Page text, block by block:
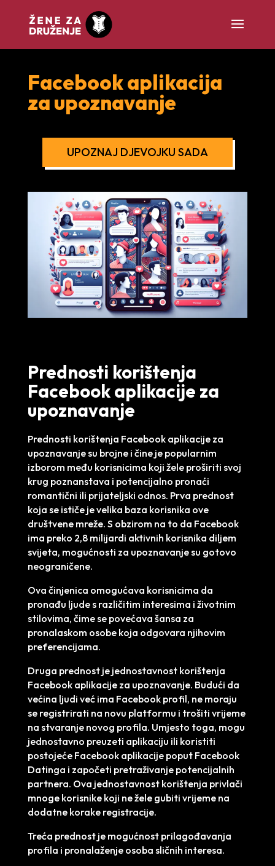
Facebook aplikacija
za upoznavanje
UPOZNAJ DJEVOJKU SADA
Prednosti korištenja
Facebook aplikacije za
upoznavanje
Prednosti korištenja Facebook aplikacije za
upoznavanje su brojne i čine je popularnim
izborom među korisnicima koji žele proširiti svoj
krug poznanstava i potencijalno pronaći
romantični ili prijateljski odnos. Prva prednost
koja se ističe je velika baza korisnika ove
društvene mreže. S obzirom na to da Facebook
ima preko 2,8 milijardi aktivnih korisnika diljem
svijeta, mogućnosti za upoznavanje su gotovo
neograničene.
Ova činjenica omogućava korisnicima da
pronađu ljude s različitim interesima i životnim
stilovima, čime se povećava šansa za
pronalaskom osobe koja odgovara njihovim
preferencijama.
Druga prednost je jednostavnost korištenja
Facebook aplikacije za upoznavanje. Budući da
većina ljudi već ima Facebook profil, ne moraju
se registrirati na novu platformu i trošiti vrijeme
na stvaranje novog profila. Umjesto toga, mogu
jednostavno preuzeti aplikaciju ili koristiti
postojeće Facebook aplikacije poput Facebook
Datinga i započeti pretraživanje potencijalnih
partnera. Ova jednostavnost korištenja privlači
mnoge korisnike koji ne žele gubiti vrijeme na
dodatne korake registracije.
Treća prednost je mogućnost prilagođavanja
profila i pronalaženje osoba sličnih interesa.